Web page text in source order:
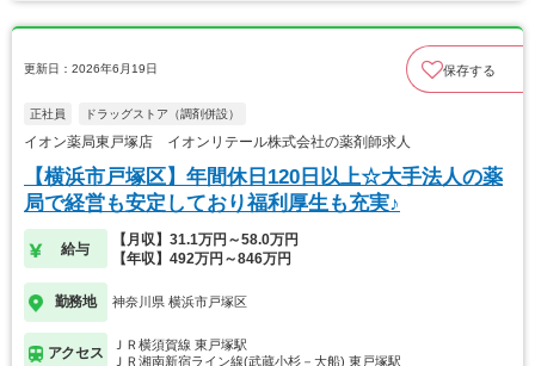
更新日：2026年6月19日 保存する
正社員 ドラッグストア（調剤併設）
イオン薬局東戸塚店 イオンリテール株式会社の薬剤師求人
【横浜市戸塚区】年間休日120日以上☆大手法人の薬
局で経営も安定しており福利厚生も充実♪
給与
【月収】31.1万円～58.0万円
【年収】492万円～846万円
勤務地 神奈川県 横浜市戸塚区
アクセス
ＪＲ横須賀線 東戸塚駅
ＪＲ湘南新宿ライン線(武蔵小杉－大船) 東戸塚駅